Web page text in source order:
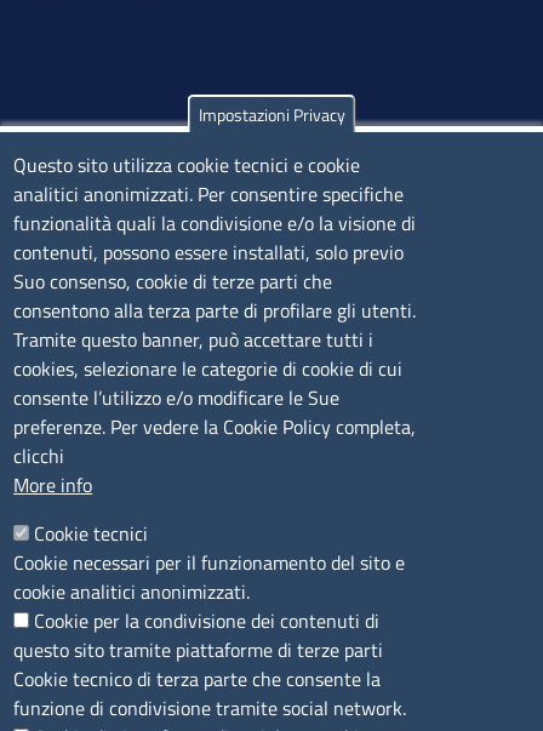
Olbia
Via Nanni 43 - 07026 Olbia
Tel. 0789 66122 | 0789 69580
mail:ufficio.olbia@ss.camcom.it
lunedì al venerdì: 9,00 - 12,00; lunedì pomeriggio: 16,00
- 17,00
CONTATTI
Camera di Commercio, Industria, Artigianato e
Agricoltura di Sassari
P.IVA01047570906
Codice Fiscale 80000930901
Codice Univoco per le fatture elettroniche
LINK UTILI
Impostazioni Privacy
Questo sito utilizza cookie tecnici e cookie
analitici anonimizzati. Per consentire specifiche
funzionalità quali la condivisione e/o la visione di
contenuti, possono essere installati, solo previo
Suo consenso, cookie di terze parti che
consentono alla terza parte di profilare gli utenti.
Tramite questo banner, può accettare tutti i
cookies, selezionare le categorie di cookie di cui
consente l’utilizzo e/o modificare le Sue
preferenze. Per vedere la Cookie Policy completa,
clicchi
More info
Cookie tecnici
Cookie necessari per il funzionamento del sito e
cookie analitici anonimizzati.
Cookie per la condivisione dei contenuti di
questo sito tramite piattaforme di terze parti
Cookie tecnico di terza parte che consente la
funzione di condivisione tramite social network.